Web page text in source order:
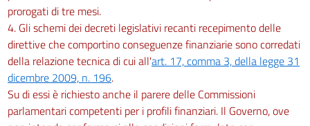
prorogati di tre mesi.
4. Gli schemi dei decreti legislativi recanti recepimento delle
direttive che comportino conseguenze finanziarie sono corredati
della relazione tecnica di cui all'art. 17, comma 3, della legge 31
dicembre 2009, n. 196.
Su di essi è richiesto anche il parere delle Commissioni
parlamentari competenti per i profili finanziari. Il Governo, ove